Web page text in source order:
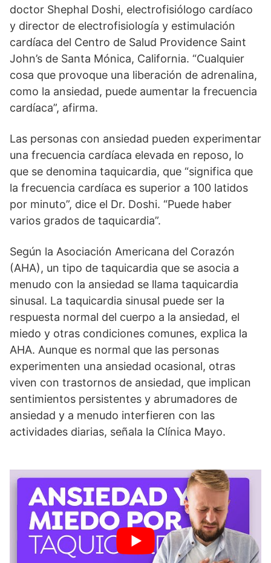
doctor Shephal Doshi, electrofisiólogo cardíaco
y director de electrofisiología y estimulación
cardíaca del Centro de Salud Providence Saint
John’s de Santa Mónica, California. “Cualquier
cosa que provoque una liberación de adrenalina,
como la ansiedad, puede aumentar la frecuencia
cardíaca”, afirma.
Las personas con ansiedad pueden experimentar
una frecuencia cardíaca elevada en reposo, lo
que se denomina taquicardia, que “significa que
la frecuencia cardíaca es superior a 100 latidos
por minuto”, dice el Dr. Doshi. “Puede haber
varios grados de taquicardia”.
Según la Asociación Americana del Corazón
(AHA), un tipo de taquicardia que se asocia a
menudo con la ansiedad se llama taquicardia
sinusal. La taquicardia sinusal puede ser la
respuesta normal del cuerpo a la ansiedad, el
miedo y otras condiciones comunes, explica la
AHA. Aunque es normal que las personas
experimenten una ansiedad ocasional, otras
viven con trastornos de ansiedad, que implican
sentimientos persistentes y abrumadores de
ansiedad y a menudo interfieren con las
actividades diarias, señala la Clínica Mayo.